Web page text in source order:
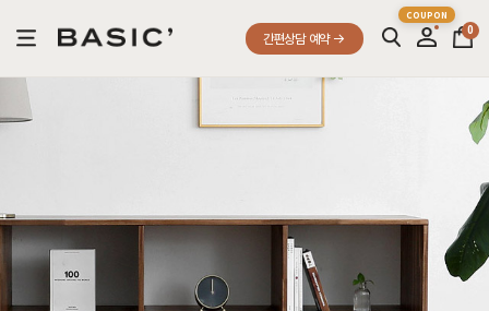
간편상담 예약
0